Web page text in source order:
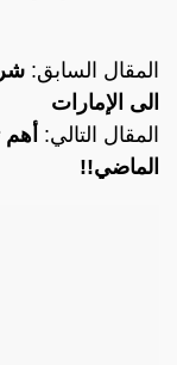
المقال السابق:
الى الإمارات
المقال التالي: أهم
الماضي!!